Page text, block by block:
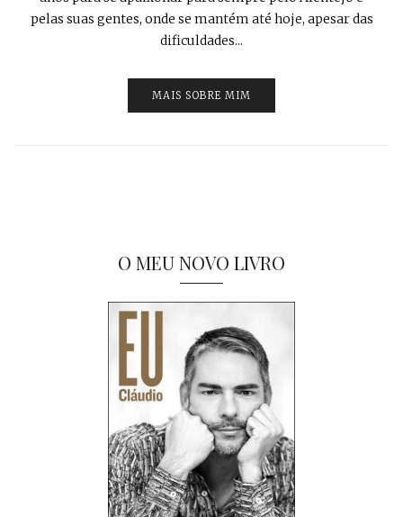
pelas suas gentes, onde se mantém até hoje, apesar das
dificuldades...
MAIS SOBRE MIM
O MEU NOVO LIVRO